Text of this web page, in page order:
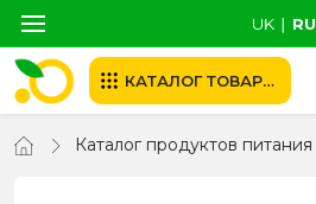
UK ∣ RU
КАТАЛОГ ТОВАРОВ
Каталог продуктов питания